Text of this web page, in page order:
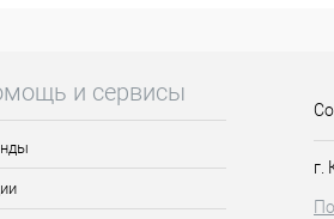
закрашивание седины!
фиолетовый экстра, Констант
стойкий цвет, но и позаботится о
и сервисы
г.